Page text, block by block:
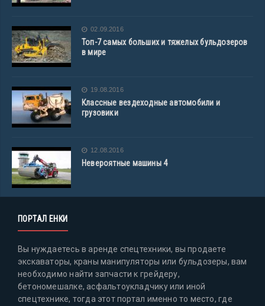
02.09.2016
Топ-7 самых больших и тяжелых бульдозеров
в мире
19.08.2016
Классные вездеходные автомобили и
грузовики
12.08.2016
Невероятные машины 4
ПОРТАЛ ЕНКИ
Вы нуждаетесь в аренде спецтехники, вы продаете
экскаваторы, краны манипуляторы или бульдозеры, вам
необходимо найти запчасти к грейдеру,
бетономешалке, асфальтоукладчику или иной
спецтехнике, тогда этот портал именно то место, где